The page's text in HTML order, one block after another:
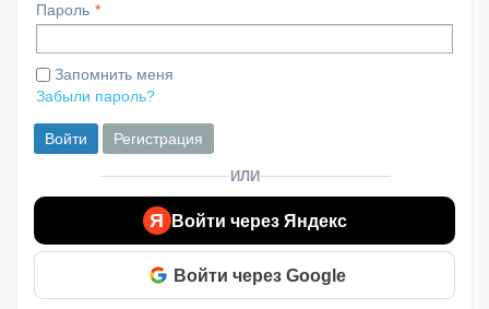
Пароль
Запомнить меня
Забыли пароль?
Войти Регистрация
ИЛИ
Я Войти через Яндекс
Войти через Google